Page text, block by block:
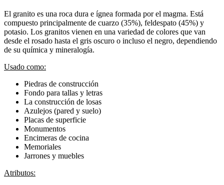
El granito es una roca dura e ígnea formada por el magma. Está
compuesto principalmente de cuarzo (35%), feldespato (45%) y
potasio. Los granitos vienen en una variedad de colores que van
desde el rosado hasta el gris oscuro o incluso el negro, dependiendo
de su química y mineralogía.
Usado como:
Piedras de construcción
Fondo para tallas y letras
La construcción de losas
Azulejos (pared y suelo)
Placas de superficie
Monumentos
Encimeras de cocina
Memoriales
Jarrones y muebles
Atributos: